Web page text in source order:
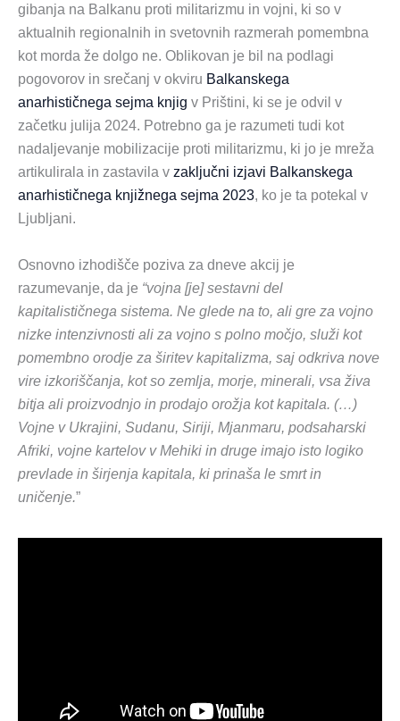
gibanja na Balkanu proti militarizmu in vojni, ki so v
aktualnih regionalnih in svetovnih razmerah pomembna
kot morda že dolgo ne. Oblikovan je bil na podlagi
pogovorov in srečanj v okviru Balkanskega
anarhističnega sejma knjig v Prištini, ki se je odvil v
začetku julija 2024. Potrebno ga je razumeti tudi kot
nadaljevanje mobilizacije proti militarizmu, ki jo je mreža
artikulirala in zastavila v zaključni izjavi Balkanskega
anarhističnega knjižnega sejma 2023, ko je ta potekal v
Ljubljani.
Osnovno izhodišče poziva za dneve akcij je
razumevanje, da je “vojna [je] sestavni del
kapitalističnega sistema. Ne glede na to, ali gre za vojno
nizke intenzivnosti ali za vojno s polno močjo, služi kot
pomembno orodje za širitev kapitalizma, saj odkriva nove
vire izkoriščanja, kot so zemlja, morje, minerali, vsa živa
bitja ali proizvodnjo in prodajo orožja kot kapitala. (…)
Vojne v Ukrajini, Sudanu, Siriji, Mjanmaru, podsaharski
Afriki, vojne kartelov v Mehiki in druge imajo isto logiko
prevlade in širjenja kapitala, ki prinaša le smrt in
uničenje.”